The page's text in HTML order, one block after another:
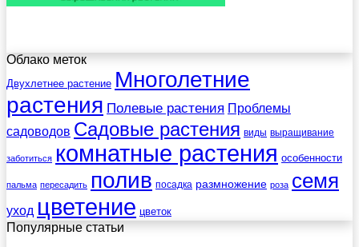
Облако меток
Двухлетнее растение Многолетние
растения Полевые растения Проблемы
садоводов Садовые растения виды выращивание
заботиться комнатные растения особенности
пальма пересадить полив посадка размножение роза семя
уход цветение цветок
Популярные статьи